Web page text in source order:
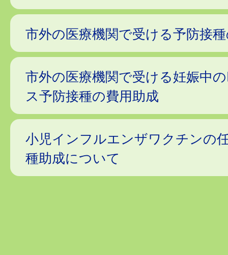
市外の医療機関で受ける予防接
市外の医療機関で受ける妊娠中
ス予防接種の費用助成
小児インフルエンザワクチンの
種助成について